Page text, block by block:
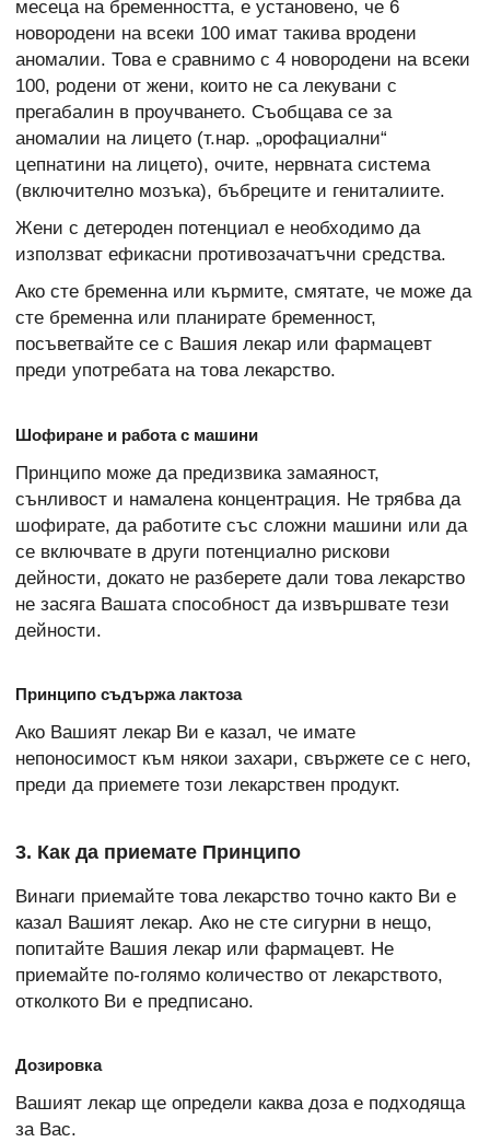
месеца на бременността, е установено, че 6
новородени на всеки 100 имат такива вродени
аномалии. Това е сравнимо с 4 новородени на всеки
100, родени от жени, които не са лекувани с
прегабалин в проучването. Съобщава се за
аномалии на лицето (т.нар. „орофациални“
цепнатини на лицето), очите, нервната система
(включително мозъка), бъбреците и гениталиите.
Жени с детероден потенциал е необходимо да
използват ефикасни противозачатъчни средства.
Ако сте бременна или кърмите, смятате, че може да
сте бременна или планирате бременност,
посъветвайте се с Вашия лекар или фармацевт
преди употребата на това лекарство.
Шофиране и работа с машини
Принципо може да предизвика замаяност,
сънливост и намалена концентрация. Не трябва да
шофирате, да работите със сложни машини или да
се включвате в други потенциално рискови
дейности, докато не разберете дали това лекарство
не засяга Вашата способност да извършвате тези
дейности.
Принципо съдържа лактоза
Ако Вашият лекар Ви е казал, че имате
непоносимост към някои захари, свържете се с него,
преди да приемете този лекарствен продукт.
3. Как да приемате Принципо
Винаги приемайте това лекарство точно както Ви е
казал Вашият лекар. Ако не сте сигурни в нещо,
попитайте Вашия лекар или фармацевт. Не
приемайте по-голямо количество от лекарството,
отколкото Ви е предписано.
Дозировка
Вашият лекар ще определи каква доза е подходяща
за Вас.